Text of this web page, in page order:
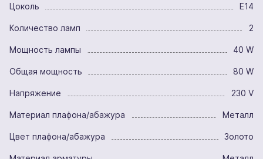
Цоколь E14
Количество ламп 2
Мощность лампы 40 W
Общая мощность 80 W
Напряжение 230 V
Материал плафона/абажура Металл
Цвет плафона/абажура Золото